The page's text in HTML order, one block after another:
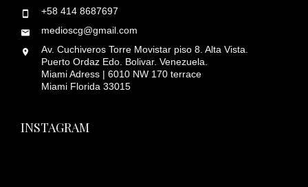
+58 414 8687697
medioscg@gmail.com
Av. Cuchiveros Torre Movistar piso 8. Alta Vista.
Puerto Ordaz Edo. Bolivar. Venezuela.
Miami Adress | 6010 NW 170 terrace
Miami Florida 33015
INSTAGRAM